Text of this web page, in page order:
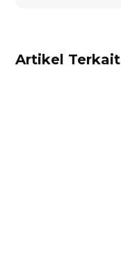
Artikel Terkait